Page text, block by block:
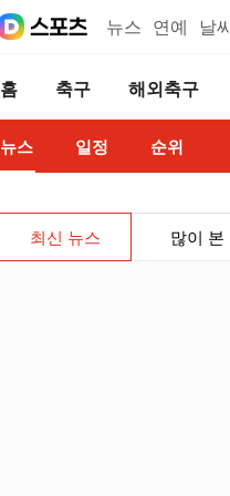
뉴스 연예 날씨
홈 축구 해외축구
뉴스 일정 순위
최신 뉴스 많이 본